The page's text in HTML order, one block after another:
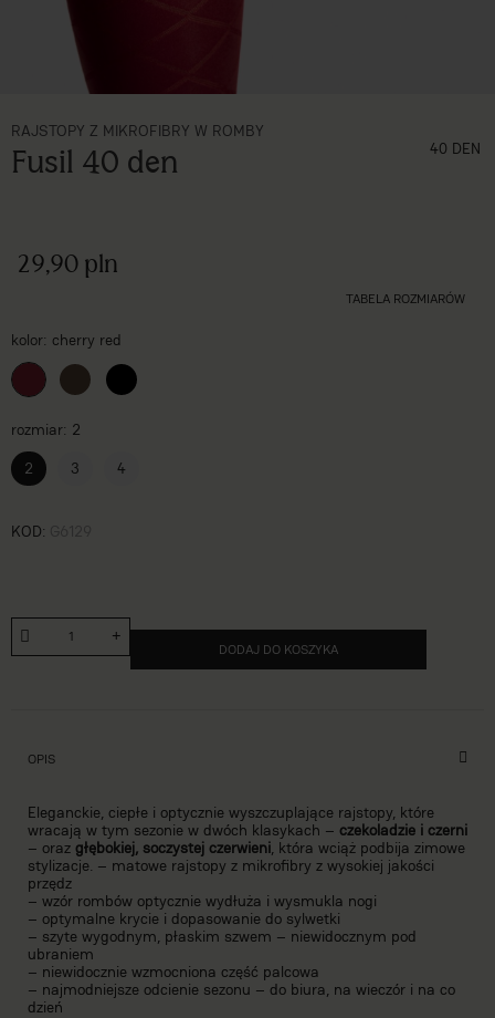
Fusil 40 den
TABELA ROZMIARÓW
29,90 pln
kolor cherry red
rozmiar 2
2
3 4
KOD
RAJSTOPY Z MIKROFIBRY W ROMBY
40 DEN
DODAJ DO KOSZYKA
OPIS
Eleganckie, ciepłe i optycznie wyszczuplające rajstopy, które
wracają w tym sezonie w dwóch klasykach – czekoladzie i czerni
– oraz głębokiej, soczystej czerwieni , która wciąż podbija zimowe
stylizacje. – matowe rajstopy z mikrofibry z wysokiej jakości
przędz
– wzór rombów optycznie wydłuża i wysmukla nogi
– optymalne krycie i dopasowanie do sylwetki
– szyte wygodnym, płaskim szwem – niewidocznym pod
ubraniem
– niewidocznie wzmocniona część palcowa
– najmodniejsze odcienie sezonu – do biura, na wieczór i na co
dzień